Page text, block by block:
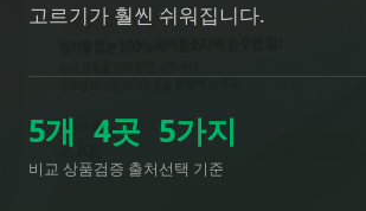
고르기가 훨씬 쉬워집니다.
5개
비교 상품
4곳
검증 출처
5가지
선택 기준